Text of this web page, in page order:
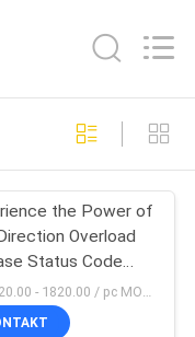
35
the Power of
Overload
Status Code
USD 220.00 - 1820.00 / pc MOQ:1 pc